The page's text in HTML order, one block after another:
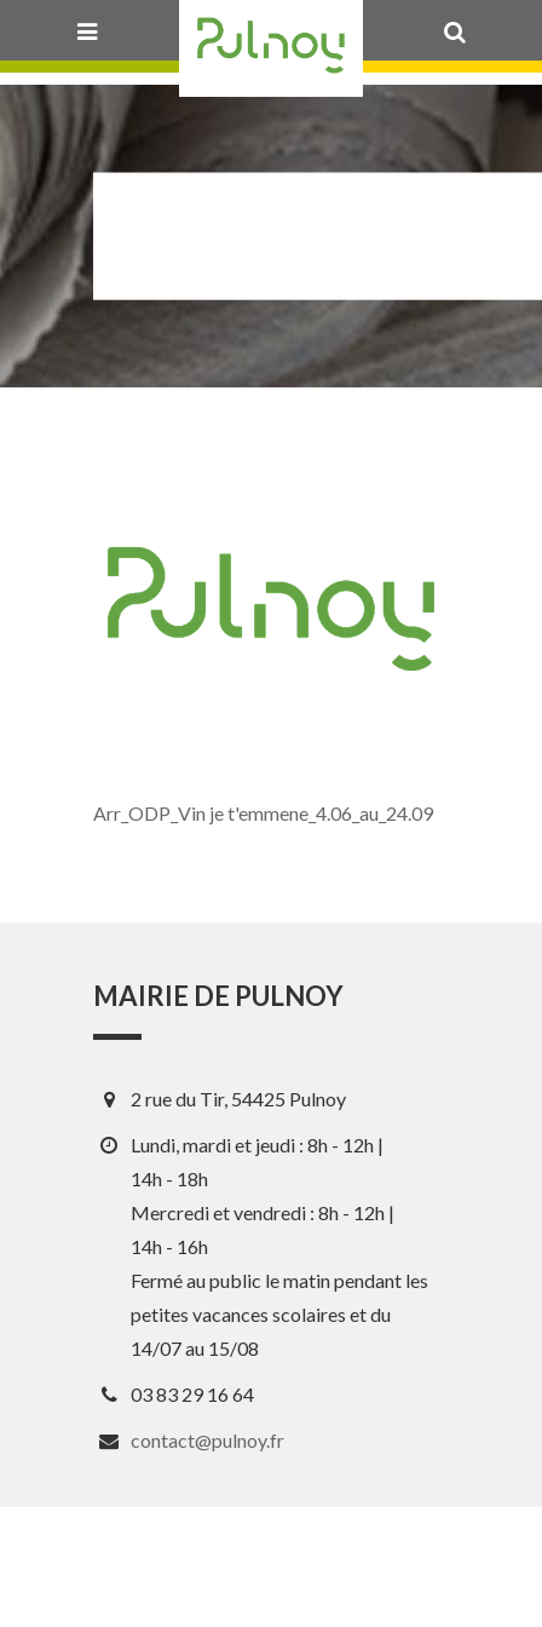
Arr_ODP_Vin je t'emmene_4.06_au_24.09
MAIRIE DE PULNOY
2 rue du Tir, 54425 Pulnoy
Lundi, mardi et jeudi : 8h - 12h |
14h - 18h
Mercredi et vendredi : 8h - 12h |
14h - 16h
Fermé au public le matin pendant les
petites vacances scolaires et du
14/07 au 15/08
03 83 29 16 64
contact@pulnoy.fr